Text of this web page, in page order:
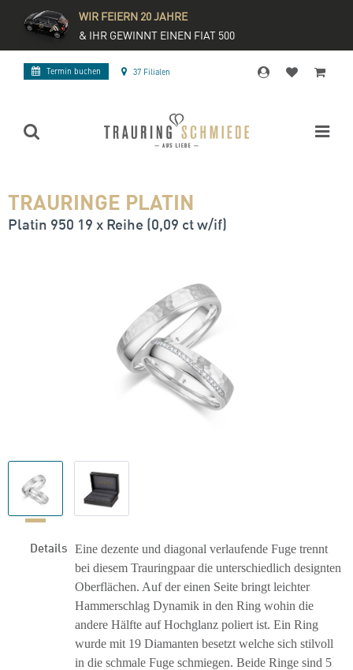
WIR FEIERN 20 JAHRE
& IHR GEWINNT EINEN FIAT 500
Termin buchen 37 Filialen
TRAURINGE PLATIN
Platin 950 19 x Reihe (0,09 ct w/if)
Details Eine dezente und diagonal verlaufende Fuge trennt
bei diesem Trauringpaar die unterschiedlich designten
Oberflächen. Auf der einen Seite bringt leichter
Hammerschlag Dynamik in den Ring wohin die
andere Hälfte auf Hochglanz poliert ist. Ein Ring
wurde mit 19 Diamanten besetzt welche sich stilvoll
in die schmale Fuge schmiegen. Beide Ringe sind 5